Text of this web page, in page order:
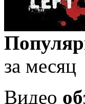
за месяц
Видео